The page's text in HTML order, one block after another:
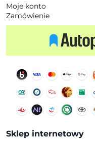
Moje konto
Zamówienie
Sklep internetowy